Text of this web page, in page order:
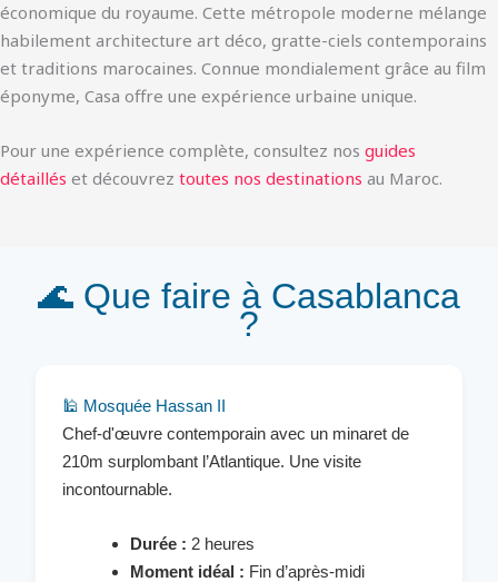
économique du royaume. Cette métropole moderne mélange
habilement architecture art déco, gratte-ciels contemporains
et traditions marocaines. Connue mondialement grâce au film
éponyme, Casa offre une expérience urbaine unique.
Pour une expérience complète, consultez nos guides
détaillés et découvrez toutes nos destinations au Maroc.
🌊 Que faire à Casablanca
?
🕌 Mosquée Hassan II
Chef-d'œuvre contemporain avec un minaret de
210m surplombant l’Atlantique. Une visite
incontournable.
Durée : 2 heures
Moment idéal : Fin d’après-midi